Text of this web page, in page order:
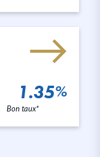
1.35%
Bon taux*